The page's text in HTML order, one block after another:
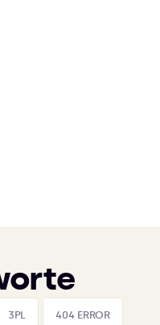
3PL 404 ERROR